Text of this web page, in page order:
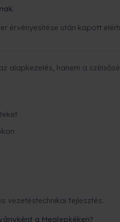
.
érvényesítése után kapott
alapkezelés, hanem a
vezetéstechnikai fejlesztés.
a Meglepkéken?